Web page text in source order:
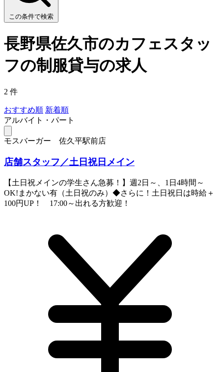
この条件で検索
長野県佐久市のカフェスタッ
フの制服貸与の求人
2 件
おすすめ順 新着順
アルバイト・パート
モスバーガー 佐久平駅前店
店舗スタッフ／土日祝日メイン
【土日祝メインの学生さん急募！】週2日～、1日4時間～
OK!まかない有（土日祝のみ）◆さらに！土日祝日は時給＋
100円UP！ 17:00～出れる方歓迎！